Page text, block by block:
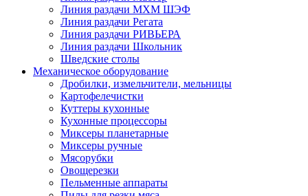
Линия раздачи МХМ ШЭФ
Линия раздачи Регата
Линия раздачи РИВЬЕРА
Линия раздачи Школьник
Шведские столы
Механическое оборудование
Дробилки, измельчители, мельницы
Картофелечистки
Куттеры кухонные
Кухонные процессоры
Миксеры планетарные
Миксеры ручные
Мясорубки
Овощерезки
Пельменные аппараты